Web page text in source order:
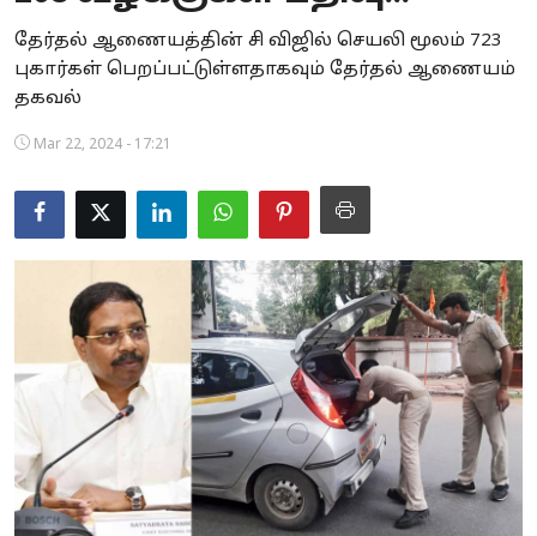
Business
Crime
Tamilnadu
National
Astrology
Spirituality
Weather
Politics
தேர்தல் ஆணையத்தின் சி விஜில் செயலி மூலம் 723
புகார்கள் பெறப்பட்டுள்ளதாகவும் தேர்தல் ஆணையம்
தகவல்
Mar 22, 2024 - 17:21